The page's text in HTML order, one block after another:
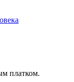
платком.